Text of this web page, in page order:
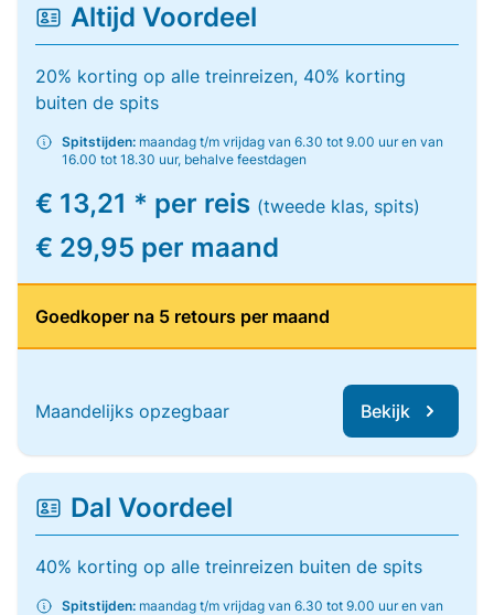
Altijd Voordeel
20% korting op alle treinreizen, 40% korting
buiten de spits
Spitstijden: maandag t/m vrijdag van 6.30 tot 9.00 uur en van
16.00 tot 18.30 uur, behalve feestdagen
€ 13,21 * per reis (tweede klas, spits)
€ 29,95 per maand
Goedkoper na 5 retours per maand
Maandelijks opzegbaar Bekijk
Dal Voordeel
40% korting op alle treinreizen buiten de spits
Spitstijden: maandag t/m vrijdag van 6.30 tot 9.00 uur en van